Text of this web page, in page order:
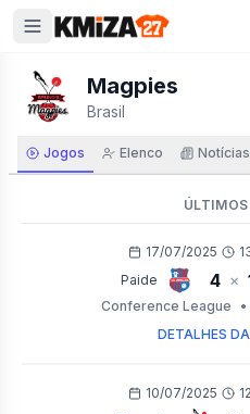
Magpies
Brasil
Jogos Elenco Notícias
17/07/2025
Paide 4 ×
Conference League
•
DETALHES
10/07/2025